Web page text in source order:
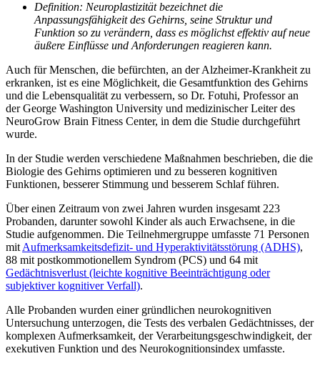
Definition: Neuroplastizität bezeichnet die
Anpassungsfähigkeit des Gehirns, seine Struktur und
Funktion so zu verändern, dass es möglichst effektiv auf neue
äußere Einflüsse und Anforderungen reagieren kann.
Auch für Menschen, die befürchten, an der Alzheimer-Krankheit zu
erkranken, ist es eine Möglichkeit, die Gesamtfunktion des Gehirns
und die Lebensqualität zu verbessern, so Dr. Fotuhi, Professor an
der George Washington University und medizinischer Leiter des
NeuroGrow Brain Fitness Center, in dem die Studie durchgeführt
wurde.
In der Studie werden verschiedene Maßnahmen beschrieben, die die
Biologie des Gehirns optimieren und zu besseren kognitiven
Funktionen, besserer Stimmung und besserem Schlaf führen.
Über einen Zeitraum von zwei Jahren wurden insgesamt 223
Probanden, darunter sowohl Kinder als auch Erwachsene, in die
Studie aufgenommen. Die Teilnehmergruppe umfasste 71 Personen
mitAufmerksamkeitsdefizit- und Hyperaktivitätsstörung (ADHS),
88 mit postkommotionellem Syndrom (PCS) und 64 mit
Gedächtnisverlust (leichte kognitive Beeinträchtigung oder
subjektiver kognitiver Verfall).
Alle Probanden wurden einer gründlichen neurokognitiven
Untersuchung unterzogen, die Tests des verbalen Gedächtnisses, der
komplexen Aufmerksamkeit, der Verarbeitungsgeschwindigkeit, der
exekutiven Funktion und des Neurokognitionsindex umfasste.